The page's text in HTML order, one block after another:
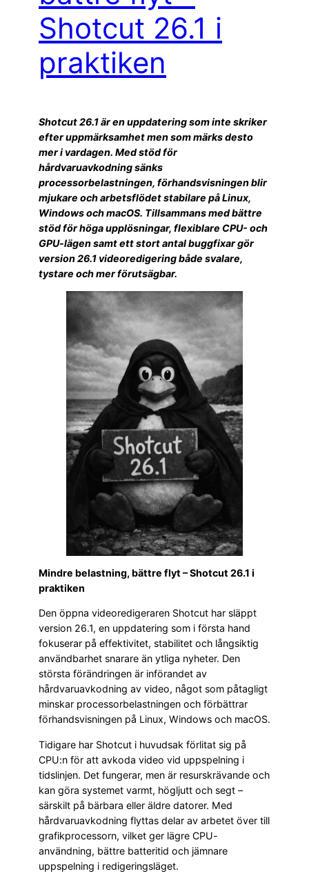
Shotcut 26.1 i
praktiken
Shotcut 26.1 är en uppdatering som inte skriker
efter uppmärksamhet men som märks desto
mer i vardagen. Med stöd för
hårdvaruavkodning sänks
processorbelastningen, förhandsvisningen blir
mjukare och arbetsflödet stabilare på Linux,
Windows och macOS. Tillsammans med bättre
stöd för höga upplösningar, flexiblare CPU- och
GPU-lägen samt ett stort antal buggfixar gör
version 26.1 videoredigering både svalare,
tystare och mer förutsägbar.
Mindre belastning, bättre flyt – Shotcut 26.1 i
praktiken
Den öppna videoredigeraren Shotcut har släppt
version 26.1, en uppdatering som i första hand
fokuserar på effektivitet, stabilitet och långsiktig
användbarhet snarare än ytliga nyheter. Den
största förändringen är införandet av
hårdvaruavkodning av video, något som påtagligt
minskar processorbelastningen och förbättrar
förhandsvisningen på Linux, Windows och macOS.
Tidigare har Shotcut i huvudsak förlitat sig på
CPU:n för att avkoda video vid uppspelning i
tidslinjen. Det fungerar, men är resurskrävande och
kan göra systemet varmt, högljutt och segt –
särskilt på bärbara eller äldre datorer. Med
hårdvaruavkodning flyttas delar av arbetet över till
grafikprocessorn, vilket ger lägre CPU-
användning, bättre batteritid och jämnare
uppspelning i redigeringsläget.